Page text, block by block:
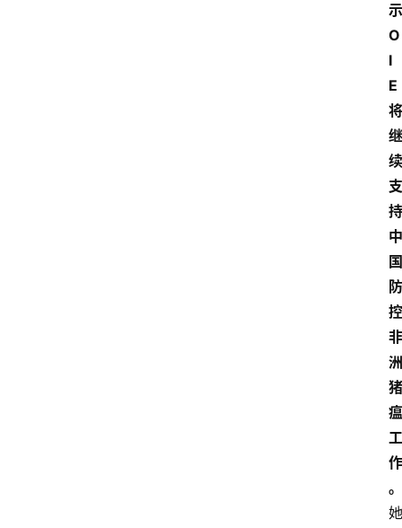
示
O
I
E
将
继
续
支
持
中
国
防
控
非
洲
猪
瘟
工
作
。
她